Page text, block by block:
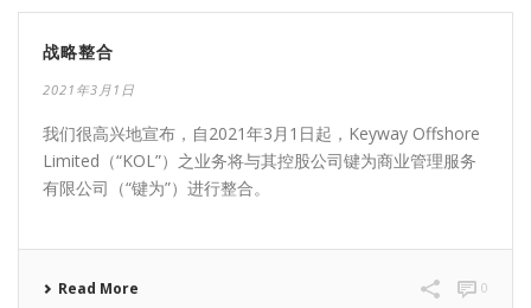
战略整合
2021年3月1日
我们很高兴地宣布，自2021年3月1日起，Keyway Offshore
Limited（“KOL”）之业务将与其控股公司键为商业管理服务
有限公司（“键为”）进行整合。
Read More 0